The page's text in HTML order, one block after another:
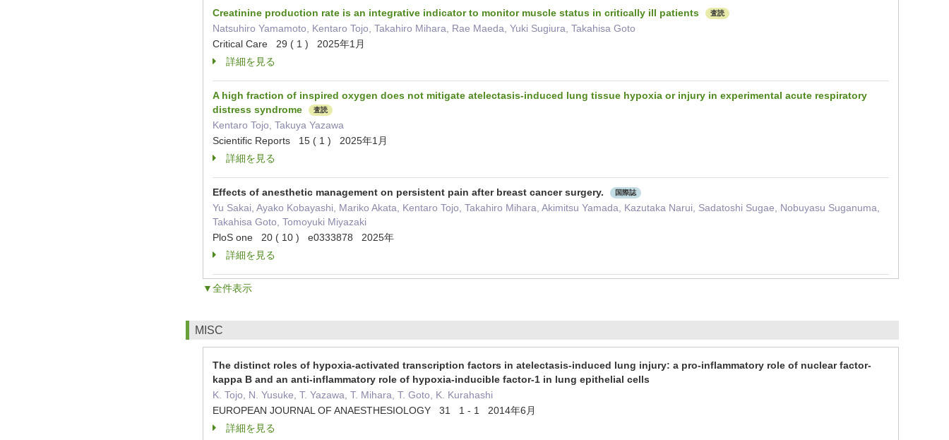
Creatinine production rate is an integrative indicator to monitor muscle status in critically ill patients 査読
Natsuhiro Yamamoto, Kentaro Tojo, Takahiro Mihara, Rae Maeda, Yuki Sugiura, Takahisa Goto
Critical Care 29 ( 1 ) 2025年1月
詳細を見る
A high fraction of inspired oxygen does not mitigate atelectasis-induced lung tissue hypoxia or injury in experimental acute respiratory
distress syndrome
査読
Kentaro Tojo, Takuya Yazawa
Scientific Reports 15 ( 1 ) 2025年1月
詳細を見る
Effects of anesthetic management on persistent pain after breast cancer surgery. 国際誌
Yu Sakai, Ayako Kobayashi, Mariko Akata, Kentaro Tojo, Takahiro Mihara, Akimitsu Yamada, Kazutaka Narui, Sadatoshi Sugae, Nobuyasu Suganuma,
Takahisa Goto, Tomoyuki Miyazaki
PloS one 20 ( 10 ) e0333878 2025年
詳細を見る
▼全件表示
MISC
The distinct roles of hypoxia-activated transcription factors in atelectasis-induced lung injury: a pro-inflammatory role of nuclear factor-
kappa B and an anti-inflammatory role of hypoxia-inducible factor-1 in lung epithelial cells
K. Tojo, N. Yusuke, T. Yazawa, T. Mihara, T. Goto, K. Kurahashi
EUROPEAN JOURNAL OF ANAESTHESIOLOGY 31 1 - 1 2014年6月
詳細を見る